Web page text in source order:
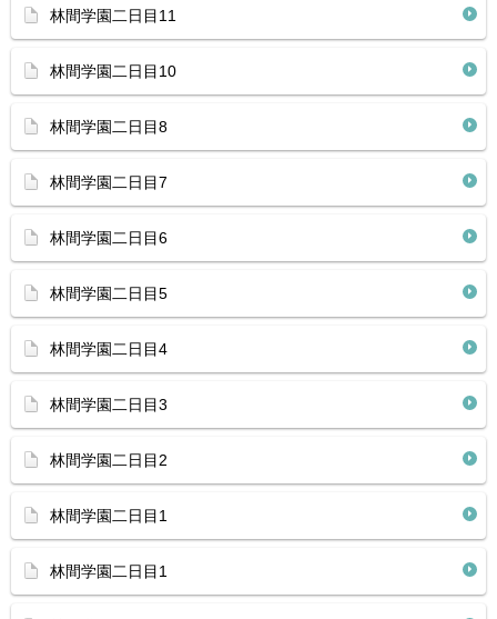
林間学園二日目11
林間学園二日目10
林間学園二日目8
林間学園二日目7
林間学園二日目6
林間学園二日目5
林間学園二日目4
林間学園二日目3
林間学園二日目2
林間学園二日目1
林間学園二日目1